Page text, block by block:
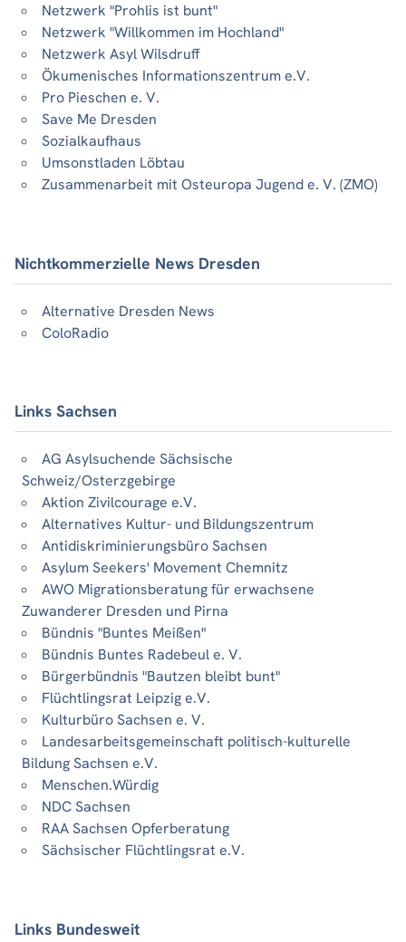
Netzwerk "Prohlis ist bunt"
Netzwerk "Willkommen im Hochland"
Netzwerk Asyl Wilsdruff
Ökumenisches Informationszentrum e.V.
Pro Pieschen e. V.
Save Me Dresden
Sozialkaufhaus
Umsonstladen Löbtau
Zusammenarbeit mit Osteuropa Jugend e. V. (ZMO)
Nichtkommerzielle News Dresden
Alternative Dresden News
ColoRadio
Links Sachsen
AG Asylsuchende Sächsische
Schweiz/Osterzgebirge
Aktion Zivilcourage e.V.
Alternatives Kultur- und Bildungszentrum
Antidiskriminierungsbüro Sachsen
Asylum Seekers' Movement Chemnitz
AWO Migrationsberatung für erwachsene
Zuwanderer Dresden und Pirna
Bündnis "Buntes Meißen"
Bündnis Buntes Radebeul e. V.
Bürgerbündnis "Bautzen bleibt bunt"
Flüchtlingsrat Leipzig e.V.
Kulturbüro Sachsen e. V.
Landesarbeitsgemeinschaft politisch-kulturelle
Bildung Sachsen e.V.
Menschen.Würdig
NDC Sachsen
RAA Sachsen Opferberatung
Sächsischer Flüchtlingsrat e.V.
Links Bundesweit